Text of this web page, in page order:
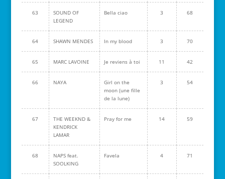
63
SOUND OF
LEGEND
Bella ciao 3 68
64 SHAWN MENDES In my blood 3 70
65 MARC LAVOINE Je reviens à toi 11 42
66 NAYA
Girl on the
moon (une fille
de la lune)
3 54
67
THE WEEKND &
KENDRICK
LAMAR
Pray for me 14 59
68
NAPS feat.
SOOLKING
Favela 4 71